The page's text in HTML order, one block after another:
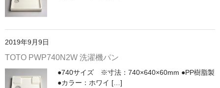
止水栓
普通便座
暖房便座
ウォシュレット
2019年9月9日
TOTO PWP740N2W 洗濯機パン
●740サイズ ※寸法：740×640×60mm ●PP樹脂製
●カラー：ホワイ […]